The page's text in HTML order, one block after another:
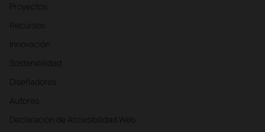
Proyectos
Recursos
Innovación
Sostenibilidad
Diseñadores
Autores
Declaración de Accesibilidad Web